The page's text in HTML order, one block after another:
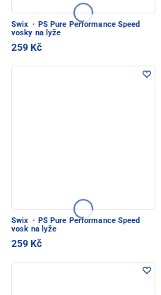
Swix · PS Pure Performance Speed
vosky na lyže
259 Kč
Swix · PS Pure Performance Speed
vosk na lyže
259 Kč